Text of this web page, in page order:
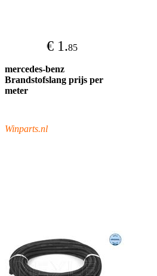
€ 1.85
mercedes-benz
Brandstofslang prijs per
meter
Winparts.nl